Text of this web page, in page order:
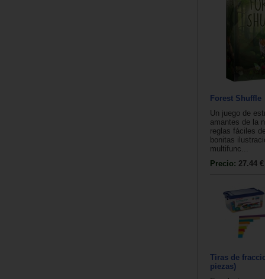
Forest Shuffle
Un juego de
amantes de la
reglas fáciles
bonitas
multifunc...
Precio: 27.44 €
Tiras de
piezas)